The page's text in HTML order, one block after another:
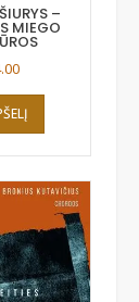
–
MIEGO